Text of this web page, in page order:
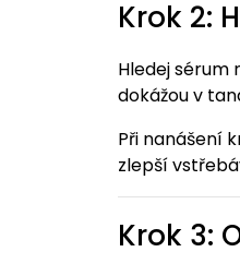
Krok 2:
Hledej sérum
dokážou v
Při nanášení
zlepší
Krok 3: